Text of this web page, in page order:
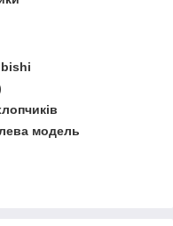
модель